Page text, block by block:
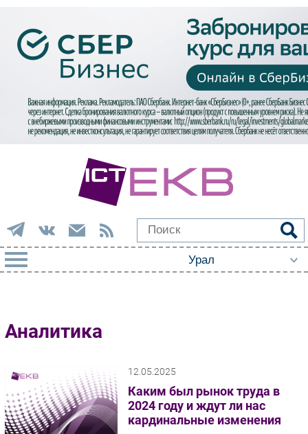
Импорто­замещение
Мобильная связь
Фиксированная связь
Интеграция
Аналитика
12.05.2025
Каким был рынок труда в
2024 году и ждут ли нас
кардинальные изменения